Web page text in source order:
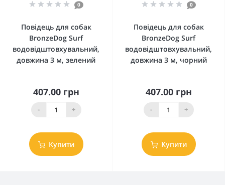
0
Повідець для собак
BronzeDog Surf
водовідштовхувальний,
довжина 3 м, зелений
407.00 грн
- +
Купити
0
Повідець для собак
BronzeDog Surf
водовідштовхувальний,
довжина 3 м, чорний
407.00 грн
- +
Купити